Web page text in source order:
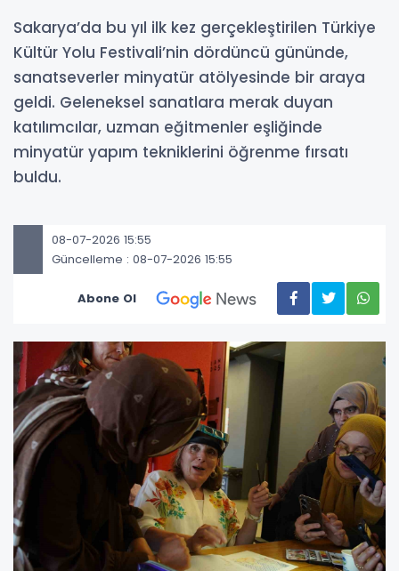
Sakarya’da bu yıl ilk kez gerçekleştirilen Türkiye
Kültür Yolu Festivali’nin dördüncü gününde,
sanatseverler minyatür atölyesinde bir araya
geldi. Geleneksel sanatlara merak duyan
katılımcılar, uzman eğitmenler eşliğinde
minyatür yapım tekniklerini öğrenme fırsatı
buldu.
08-07-2026 15:55
Güncelleme : 08-07-2026 15:55
Abone Ol